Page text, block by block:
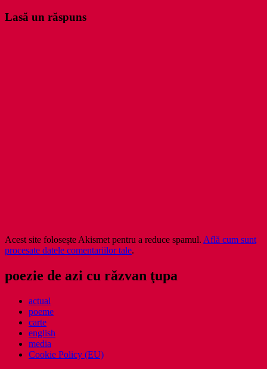
Lasă un răspuns
Acest site folosește Akismet pentru a reduce spamul. Află cum sunt
procesate datele comentariilor tale.
poezie de azi cu răzvan ţupa
actual
poeme
carte
english
media
Cookie Policy (EU)